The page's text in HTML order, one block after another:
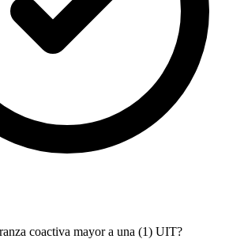
coactiva mayor a una (1) UIT?